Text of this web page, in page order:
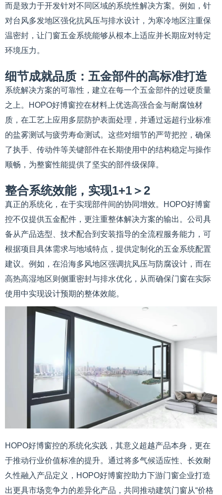
而是致力于开发针对不同区域的系统性解决方案。例如，针
对台风多发地区强化抗风压与排水设计，为寒冷地区注重保
温密封，让门窗五金系统能够从根本上适应并长期应对特定
环境压力。
细节成就品质：五金部件的高标准打造
系统解决方案的可靠性，建立在每一个五金部件的过硬质量
之上。HOPO好博窗控在材料上优选高强合金与耐腐蚀材
质，在工艺上应用多层防护表面处理，并通过远超行业标准
的盐雾测试与疲劳寿命测试。这些对细节的严苛把控，确保
了执手、传动件等关键部件在长期使用中的结构稳定与操作
顺畅，为整窗性能提供了坚实的部件级保障。
整合系统效能，实现1+1＞2
真正的系统化，在于实现部件间的协同增效。HOPO好博窗
控不仅提供五金配件，更注重整体解决方案的输出。公司具
备从产品选型、技术配合到安装指导的全流程服务能力，可
根据项目具体需求与地域特点，提供定制化的五金系统配置
建议。例如，在沿海多风地区强调抗风压与防腐设计，而在
高热高湿地区则侧重密封与排水优化，从而确保门窗在实际
使用中实现设计预期的整体效能。
HOPO好博窗控的系统化实践，其意义超越产品本身，更在
于推动行业价值标准的提升。通过将多气候适应性、长效耐
久性融入产品定义，HOPO好博窗控助力下游门窗企业打造
出更具市场竞争力的差异化产品，共同推动建筑门窗从“价格